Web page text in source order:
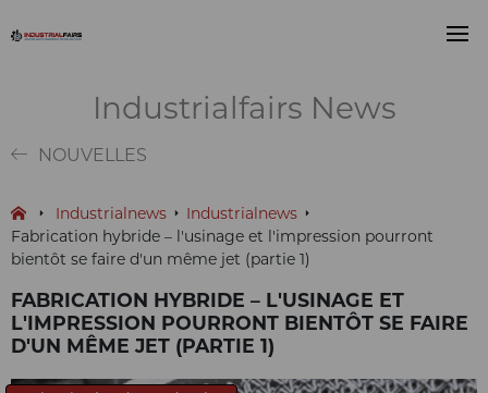
Industrialfairs News
NOUVELLES
Industrialnews
Industrialnews
Fabrication hybride – l'usinage et l'impression pourront
bientôt se faire d'un même jet (partie 1)
FABRICATION HYBRIDE – L'USINAGE ET
L'IMPRESSION POURRONT BIENTÔT SE FAIRE
D'UN MÊME JET (PARTIE 1)